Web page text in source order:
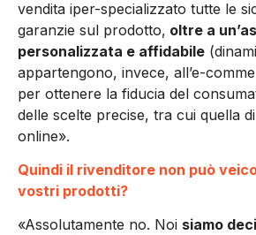
vendita iper-specializzato tutte le
garanzie sul prodotto, oltre a
personalizzata e affidabile
appartengono, invece, all’e-
per ottenere la fiducia del
delle scelte precise, tra cui quella
online».
Quindi il rivenditore non può
vostri prodotti?
«Assolutamente no. Noi siamo